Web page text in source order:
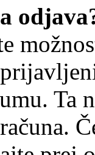
Ta